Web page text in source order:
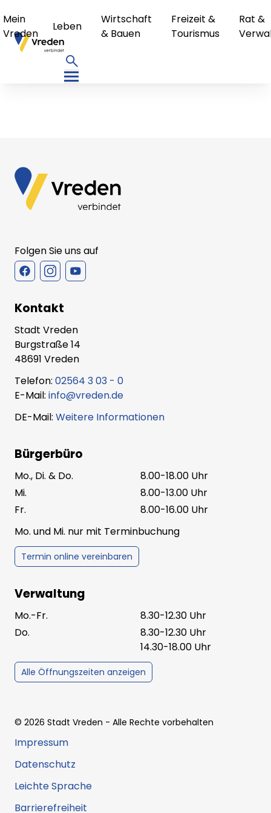
Mein
Vreden
Leben
Wirtschaft
& Bauen
Freizeit &
Tourismus
Rat &
Folgen Sie uns auf
Kontakt
Stadt Vreden
Burgstraße 14
48691 Vreden
Telefon: 02564 3 03 - 0
E-Mail: info@vreden.de
DE-Mail: Weitere Informationen
Bürgerbüro
Mo., Di. & Do.
8.00-18.00 Uhr
Mi.
8.00-13.00 Uhr
Fr.
8.00-16.00 Uhr
Mo. und Mi. nur mit Terminbuchung
Termin online vereinbaren
Verwaltung
Mo.-Fr.
8.30-12.30 Uhr
Do.
8.30-12.30 Uhr
14.30-18.00 Uhr
Alle Öffnungszeiten anzeigen
© 2026 Stadt Vreden - Alle Rechte vorbehalten
Impressum
Datenschutz
Leichte Sprache
Barrierefreiheit